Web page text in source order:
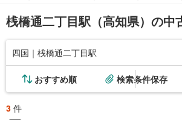
桟橋通二丁目駅（高知県）の中
四国｜桟橋通二丁目駅
おすすめ順 検索条件保存
3 件